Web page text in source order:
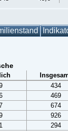
434
469
674
926
294